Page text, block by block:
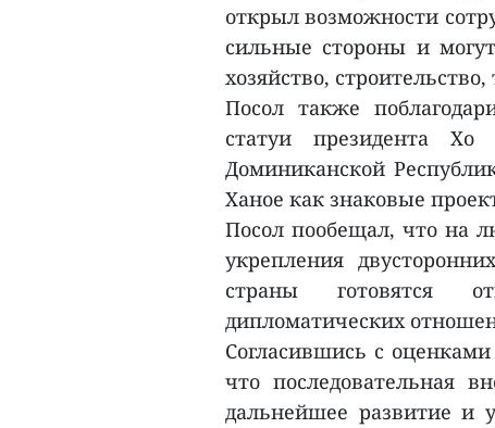
открыл возможности
сильные стороны и
хозяйство,
Посол также
статуи президента
Доминиканской
Ханое как знаковые
Посол пообещал, что на
укрепления
страны готовятся
дипломатических
Согласившись с
что последовательная
дальнейшее развитие и